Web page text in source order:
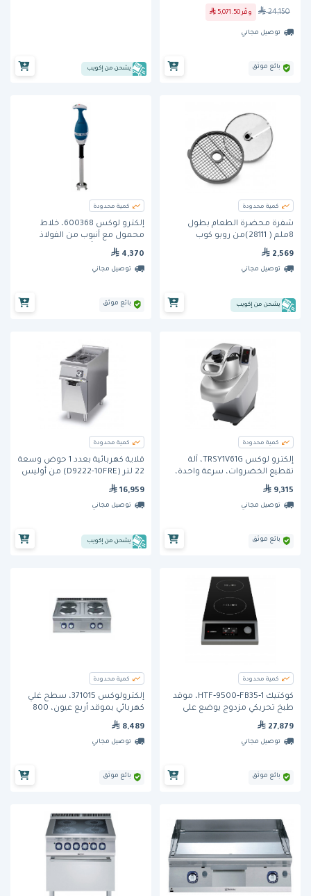
24,150 وفّر 5,071.50
توصيل مجاني
بائع موثق يشحن من إكويب
كمية محدودة
شفرة محضرة الطعام بطول
8ملم ( 28111)من روبو كوب
2,569
توصيل مجاني
يشحن من إكويب
كمية محدودة
إلكترو لوكس 600368، خلاط
محمول مع أنبوب من الفولاذ
المقاوم للصدأ، 453 ملم
4,370
توصيل مجاني
بائع موثق
كمية محدودة
إلكترو لوكس TRSY1V61G، آلة
تقطيع الخضروات، سرعة واحدة،
9,315
توصيل مجاني
بائع موثق
كمية محدودة
قلاية كهربائية بعدد 1 حوض وسعة
22 لتر (D9222-10FRE) من أوليس
16,959
توصيل مجاني
يشحن من إكويب
كمية محدودة
كوكتيك HTF‐9500‐FB35‐1، موقد
طبخ تحريكي مزدوج يوضع على
سطح الطاولة
27,879
توصيل مجاني
بائع موثق
كمية محدودة
إلكترولوكس 371015، سطح غلي
كهربائي بموقد أربع عيون، 800
مم، يوضع على سطح العمل
8,489
توصيل مجاني
بائع موثق